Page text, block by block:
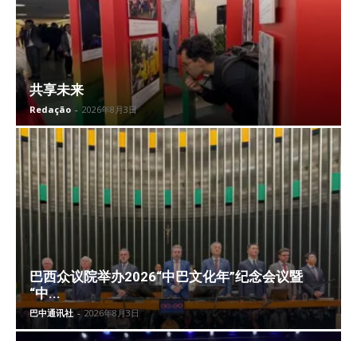
共享未来
Redação - 2026年8月3日
巴西众议院举办2026“中巴文化年”纪念会议暨
“中...
巴中通讯社 - 2026年8月3日